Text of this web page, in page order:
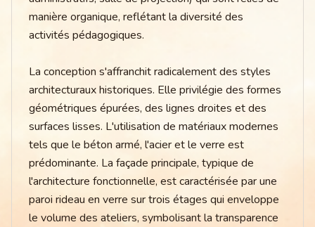
manière organique, reflétant la diversité des
activités pédagogiques.
La conception s'affranchit radicalement des styles
architecturaux historiques. Elle privilégie des formes
géométriques épurées, des lignes droites et des
surfaces lisses. L'utilisation de matériaux modernes
tels que le béton armé, l'acier et le verre est
prédominante. La façade principale, typique de
l'architecture fonctionnelle, est caractérisée par une
paroi rideau en verre sur trois étages qui enveloppe
le volume des ateliers, symbolisant la transparence